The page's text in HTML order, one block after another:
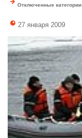
Отключенные категории
27 января 2009